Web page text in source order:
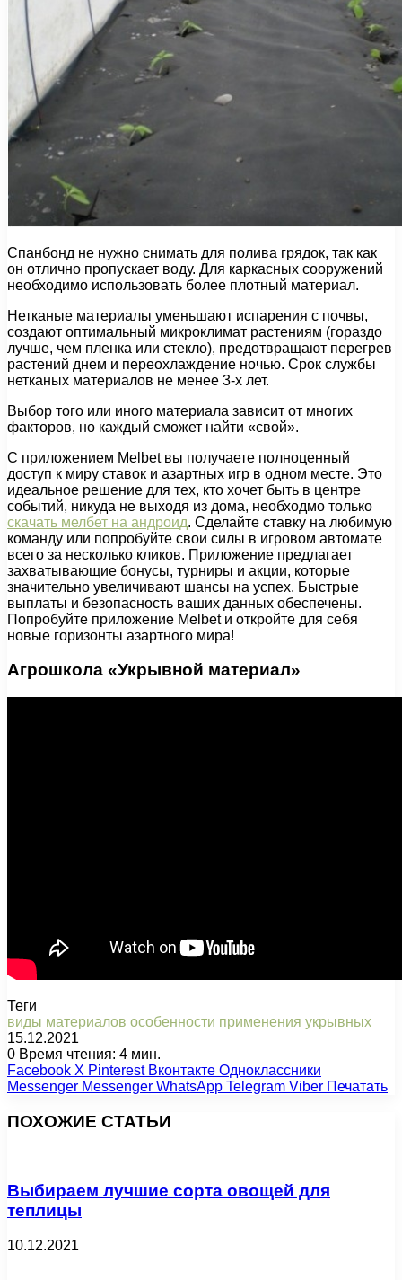
Спанбонд не нужно снимать для полива грядок, так как
он отлично пропускает воду. Для каркасных сооружений
необходимо использовать более плотный материал.
Нетканые материалы уменьшают испарения с почвы,
создают оптимальный микроклимат растениям (гораздо
лучше, чем пленка или стекло), предотвращают перегрев
растений днем и переохлаждение ночью. Срок службы
нетканых материалов не менее 3-х лет.
Выбор того или иного материала зависит от многих
факторов, но каждый сможет найти «свой».
С приложением Melbet вы получаете полноценный
доступ к миру ставок и азартных игр в одном месте. Это
идеальное решение для тех, кто хочет быть в центре
событий, никуда не выходя из дома, необходмо только
скачать мелбет на андроид. Сделайте ставку на любимую
команду или попробуйте свои силы в игровом автомате
всего за несколько кликов. Приложение предлагает
захватывающие бонусы, турниры и акции, которые
значительно увеличивают шансы на успех. Быстрые
выплаты и безопасность ваших данных обеспечены.
Попробуйте приложение Melbet и откройте для себя
новые горизонты азартного мира!
Агрошкола «Укрывной материал»
Теги
виды материалов особенности применения укрывных
15.12.2021
0 Время чтения: 4 мин.
Facebook X Pinterest Вконтакте Одноклассники
Messenger Messenger WhatsApp Telegram Viber Печатать
ПОХОЖИЕ СТАТЬИ
Выбираем лучшие сорта овощей для
теплицы
10.12.2021